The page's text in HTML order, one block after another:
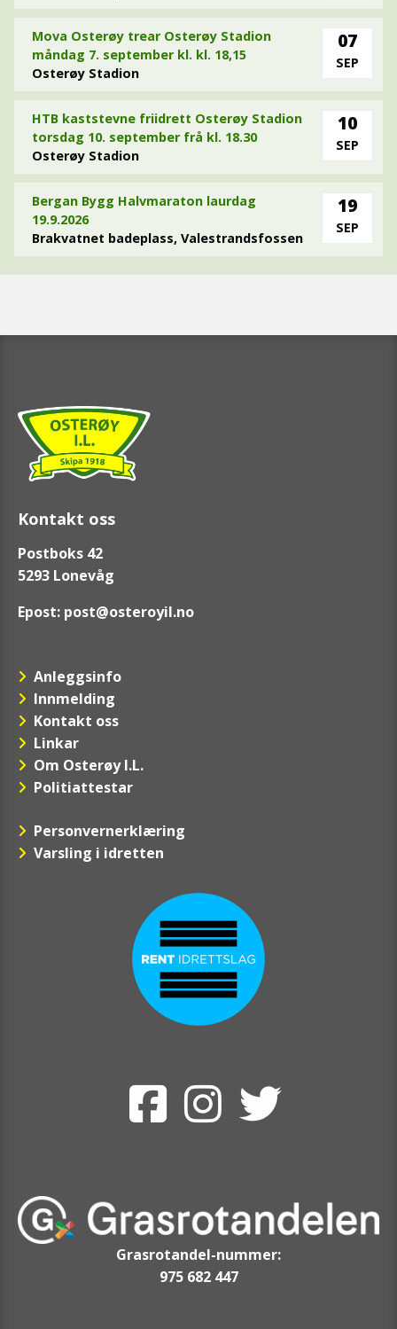
Mova Osterøy trear Osterøy Stadion
måndag 7. september kl. kl. 18,15
Osterøy Stadion
07
SEP
HTB kaststevne friidrett Osterøy Stadion
torsdag 10. september frå kl. 18.30
Osterøy Stadion
10
SEP
Bergan Bygg Halvmaraton laurdag
19.9.2026
Brakvatnet badeplass, Valestrandsfossen
19
SEP
Kontakt oss
Postboks 42
5293 Lonevåg
Epost: post@osteroyil.no
Anleggsinfo
Innmelding
Kontakt oss
Linkar
Om Osterøy I.L.
Politiattestar
Personvernerklæring
Varsling i idretten
Grasrotandel-nummer:
975 682 447